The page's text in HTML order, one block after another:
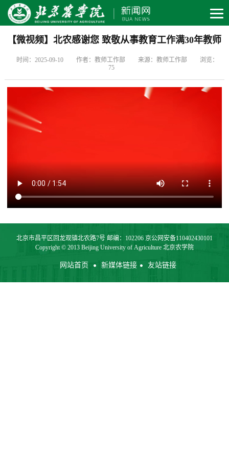
【微视频】北农感谢您 致敬从事教育工作满30年教师
时间：2025-09-10 作者：教师工作部 来源：教师工作部
浏览：
75
北京市昌平区回龙观镇北农路7号 邮编：102206 京公网安备110402430101
Copyright © 2013 Beijing University of Agriculture 北京农学院
网站首页 新媒体链接 友站链接